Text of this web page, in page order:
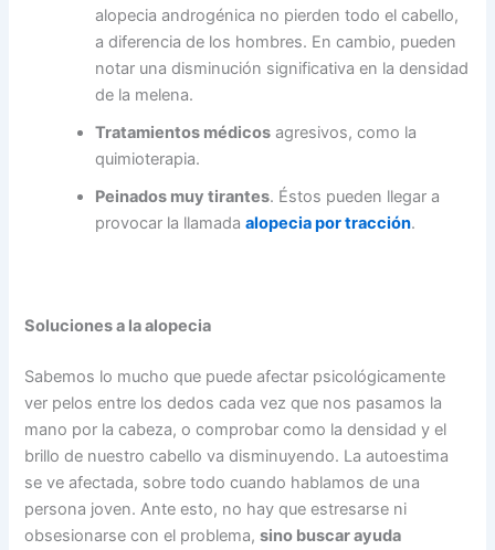
alopecia androgénica no pierden todo el cabello,
a diferencia de los hombres. En cambio, pueden
notar una disminución significativa en la densidad
de la melena.
Tratamientos médicos agresivos, como la
quimioterapia.
Peinados muy tirantes. Éstos pueden llegar a
provocar la llamadaalopecia por tracción.
Soluciones a la alopecia
Sabemos lo mucho que puede afectar psicológicamente
ver pelos entre los dedos cada vez que nos pasamos la
mano por la cabeza, o comprobar como la densidad y el
brillo de nuestro cabello va disminuyendo. La autoestima
se ve afectada, sobre todo cuando hablamos de una
persona joven. Ante esto, no hay que estresarse ni
obsesionarse con el problema,sino buscar ayuda